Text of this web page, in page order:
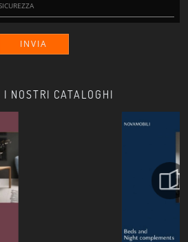
NOSTRI CATALOGHI
INVIA